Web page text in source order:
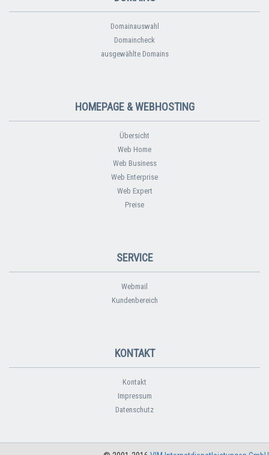
Domainauswahl
Domaincheck
ausgewählte Domains
HOMEPAGE & WEBHOSTING
Übersicht
Web Home
Web Business
Web Enterprise
Web Expert
Preise
SERVICE
Webmail
Kundenbereich
KONTAKT
Kontakt
Impressum
Datenschutz